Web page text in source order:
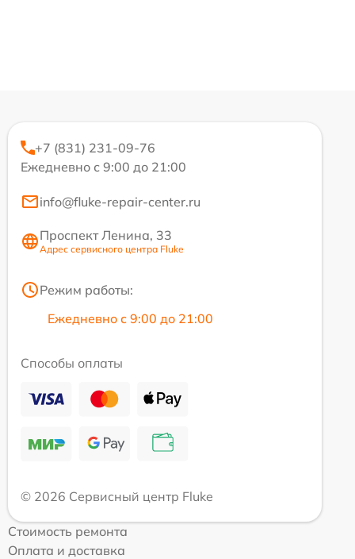
+7 (831) 231-09-76
Ежедневно с 9:00 до 21:00
info@fluke-repair-center.ru
Проспект Ленина, 33
Адрес сервисного центра Fluke
Режим работы:
Ежедневно с 9:00 до 21:00
Способы оплаты
© 2026 Сервисный центр Fluke
Стоимость ремонта
Оплата и доставка